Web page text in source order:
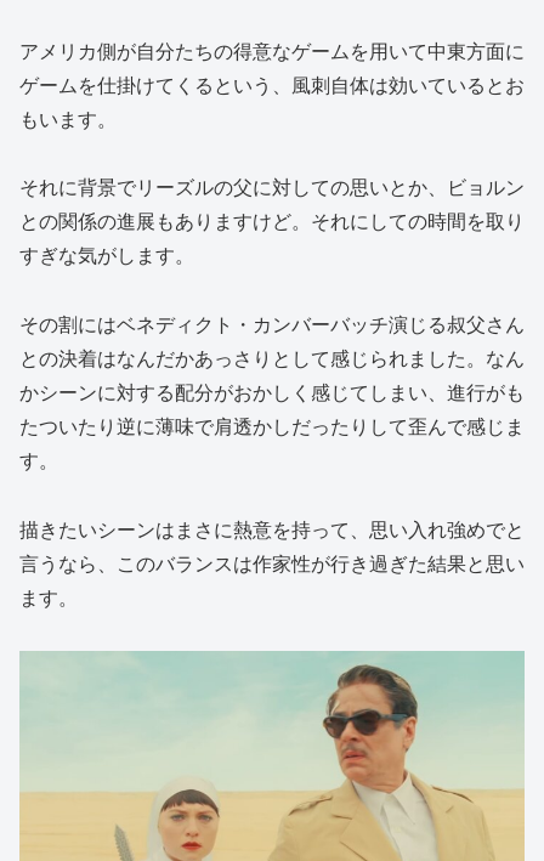
アメリカ側が自分たちの得意なゲームを用いて中東方面に
ゲームを仕掛けてくるという、風刺自体は効いているとお
もいます。
それに背景でリーズルの父に対しての思いとか、ビョルン
との関係の進展もありますけど。それにしての時間を取り
すぎな気がします。
その割にはベネディクト・カンバーバッチ演じる叔父さん
との決着はなんだかあっさりとして感じられました。なん
かシーンに対する配分がおかしく感じてしまい、進行がも
たついたり逆に薄味で肩透かしだったりして歪んで感じま
す。
描きたいシーンはまさに熱意を持って、思い入れ強めでと
言うなら、このバランスは作家性が行き過ぎた結果と思い
ます。